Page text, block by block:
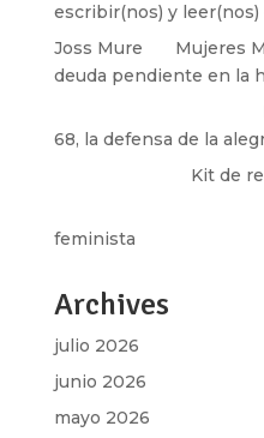
escribir(nos) y leer(nos)
Joss Mure
Mujeres
deuda pendiente en la
68, la defensa de la
Kit de
feminista
Archives
julio 2026
junio 2026
mayo 2026